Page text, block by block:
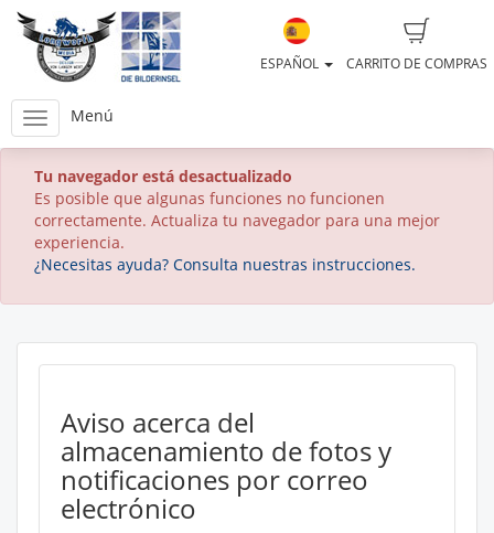
CARRITO DE COMPRAS
ESPAÑOL
Menú
Tu navegador está desactualizado
Es posible que algunas funciones no funcionen
correctamente. Actualiza tu navegador para una mejor
experiencia.
¿Necesitas ayuda? Consulta nuestras instrucciones.
Aviso acerca del
almacenamiento de fotos y
notificaciones por correo
electrónico